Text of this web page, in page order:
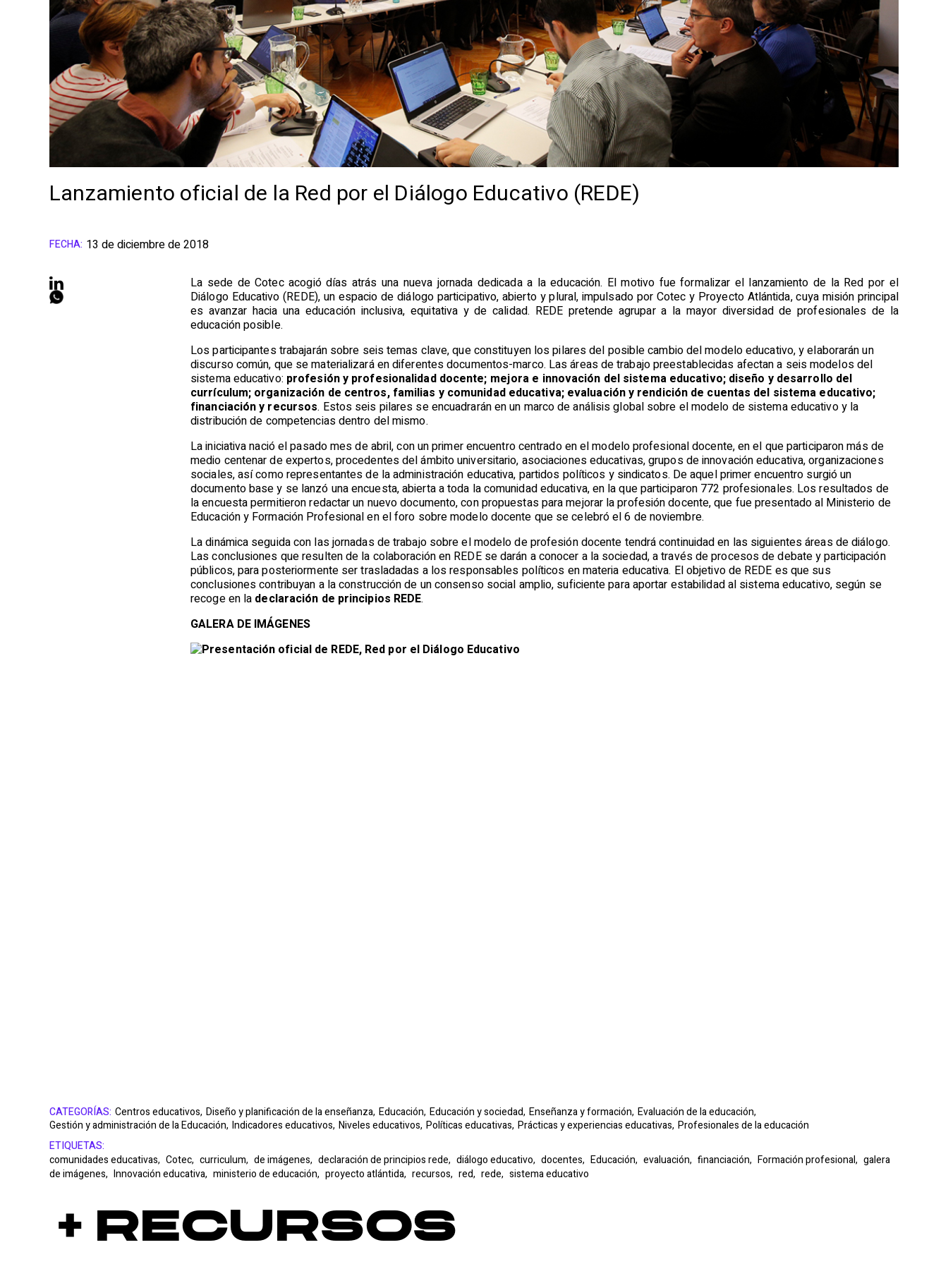
Lanzamiento oficial de la Red por el Diálogo Educativo (REDE)
FECHA: 13 de diciembre de 2018
La sede de Cotec acogió días atrás una nueva jornada dedicada a la educación. El motivo fue formalizar el lanzamiento de la Red por el
Diálogo Educativo (REDE), un espacio de diálogo participativo, abierto y plural, impulsado por Cotec y Proyecto Atlántida, cuya misión principal
es avanzar hacia una educación inclusiva, equitativa y de calidad. REDE pretende agrupar a la mayor diversidad de profesionales de la
educación posible.
Los participantes trabajarán sobre seis temas clave, que constituyen los pilares del posible cambio del modelo educativo, y elaborarán un
discurso común, que se materializará en diferentes documentos-marco. Las áreas de trabajo preestablecidas afectan a seis modelos del
sistema educativo: profesión y profesionalidad docente; mejora e innovación del sistema educativo; diseño y desarrollo del
currículum; organización de centros, familias y comunidad educativa; evaluación y rendición de cuentas del sistema educativo;
financiación y recursos. Estos seis pilares se encuadrarán en un marco de análisis global sobre el modelo de sistema educativo y la
distribución de competencias dentro del mismo.
La iniciativa nació el pasado mes de abril, con un primer encuentro centrado en el modelo profesional docente, en el que participaron más de
medio centenar de expertos, procedentes del ámbito universitario, asociaciones educativas, grupos de innovación educativa, organizaciones
sociales, así como representantes de la administración educativa, partidos políticos y sindicatos. De aquel primer encuentro surgió un
documento base y se lanzó una encuesta, abierta a toda la comunidad educativa, en la que participaron 772 profesionales. Los resultados de
la encuesta permitieron redactar un nuevo documento, con propuestas para mejorar la profesión docente, que fue presentado al Ministerio de
Educación y Formación Profesional en el foro sobre modelo docente que se celebró el 6 de noviembre.
La dinámica seguida con las jornadas de trabajo sobre el modelo de profesión docente tendrá continuidad en las siguientes áreas de diálogo.
Las conclusiones que resulten de la colaboración en REDE se darán a conocer a la sociedad, a través de procesos de debate y participación
públicos, para posteriormente ser trasladadas a los responsables políticos en materia educativa. El objetivo de REDE es que sus
conclusiones contribuyan a la construcción de un consenso social amplio, suficiente para aportar estabilidad al sistema educativo, según se
recoge en la declaración de principios REDE.
GALERA DE IMÁGENES
CATEGORÍAS: Centros educativos, Diseño y planificación de la enseñanza, Educación, Educación y sociedad, Enseñanza y formación, Evaluación de la educación,
Gestión y administración de la Educación, Indicadores educativos, Niveles educativos, Políticas educativas, Prácticas y experiencias educativas, Profesionales de la educación
ETIQUETAS:
comunidades educativas, Cotec, curriculum, de imágenes, declaración de principios rede, diálogo educativo, docentes, Educación, evaluación, financiación, Formación profesional, galera
de imágenes, Innovación educativa, ministerio de educación, proyecto atlántida, recursos, red, rede, sistema educativo
+ Recursos